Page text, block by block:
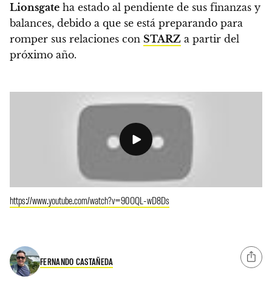
Lionsgate ha estado al pendiente de sus finanzas y
balances, debido a que se está preparando para
romper sus relaciones con STARZ a partir del
próximo año.
https://www.youtube.com/watch?v=90OQL-wD8Ds
FERNANDO CASTAÑEDA